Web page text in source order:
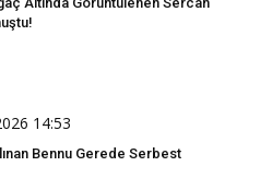
14:53
Bennu Gerede Serbest